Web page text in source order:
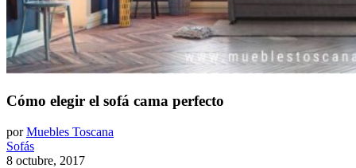
Cómo elegir el sofá cama perfecto
porMuebles Toscana
Sofás
8 octubre, 2017